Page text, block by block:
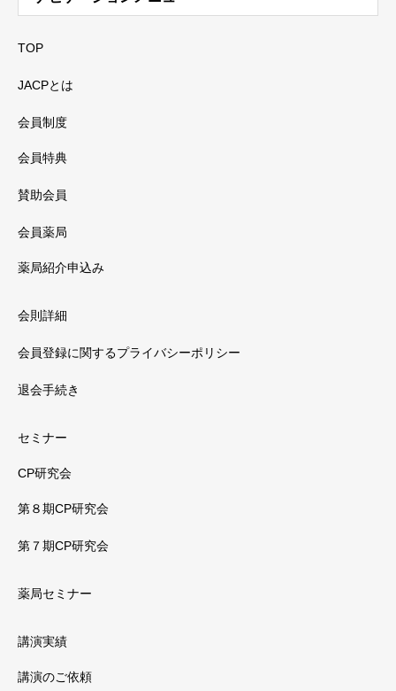
TOP
JACPとは
会員制度
会員特典
賛助会員
会員薬局
薬局紹介申込み
会則詳細
会員登録に関するプライバシーポリシー
退会手続き
セミナー
CP研究会
第８期CP研究会
第７期CP研究会
薬局セミナー
講演実績
講演のご依頼